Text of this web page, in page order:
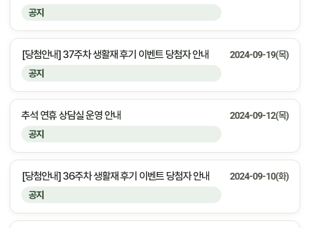
공지
공지
[당첨안내] 37주차 생활재 후기 이벤트 당첨자 안내 2024-09-19(목)
공지
추석 연휴 상담실 운영 안내 2024-09-12(목)
공지
[당첨안내] 36주차 생활재 후기 이벤트 당첨자 안내 2024-09-10(화)